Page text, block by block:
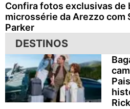
Confira fotos exclusivas de
microssérie da Arezzo com
Parker
DESTINOS